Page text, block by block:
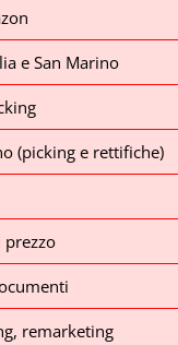
e San Marino
(picking e rettifiche)
remarketing